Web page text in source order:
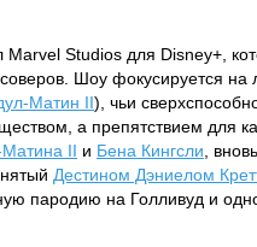
Studios для Disney+,
Шоу фокусируется
Матин II), чьи
а препятствием для
II и Бена Кингсли ,
Дестином Дэниелом
пародию на Голливуд и